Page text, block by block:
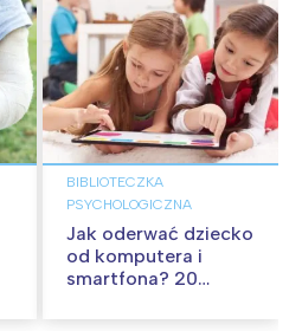
BIBLIOTECZKA
PSYCHOLOGICZNA
Jak oderwać dziecko
od komputera i
smartfona? 20